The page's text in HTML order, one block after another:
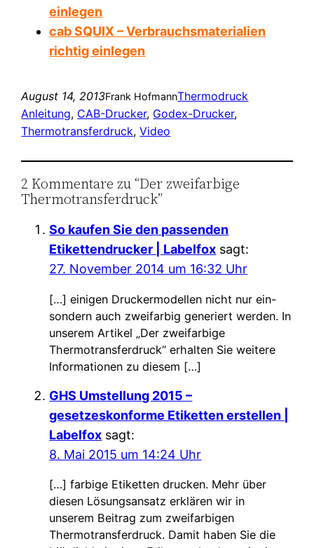
einlegen
cab SQUIX – Verbrauchsmaterialien
richtig einlegen
August 14, 2013Frank HofmannThermodruck
Anleitung, CAB-Drucker, Godex-Drucker
Thermotransferdruck, Video
2 Kommentare zu “Der zweifarbige
Thermotransferdruck”
So kaufen Sie den passenden
Etikettendrucker | Labelfox sagt:
27. November 2014 um 16:32 Uhr
[…] einigen Druckermodellen nicht nur ein-
sondern auch zweifarbig generiert werden. In
unserem Artikel „Der zweifarbige
Thermotransferdruck“ erhalten Sie weitere
Informationen zu diesem […]
GHS Umstellung 2015 –
gesetzeskonforme Etiketten erstellen |
Labelfox sagt:
8. Mai 2015 um 14:24 Uhr
[…] farbige Etiketten drucken. Mehr über
diesen Lösungsansatz erklären wir in
unserem Beitrag zum zweifarbigen
Thermotransferdruck. Damit haben Sie die